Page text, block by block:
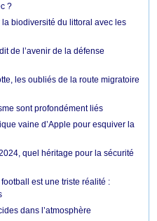
?
biodiversité du littoral avec les
de l’avenir de la défense
les oubliés de la route migratoire
sont profondément liés
vaine d’Apple pour esquiver la
quel héritage pour la sécurité
est une triste réalité :
dans l’atmosphère